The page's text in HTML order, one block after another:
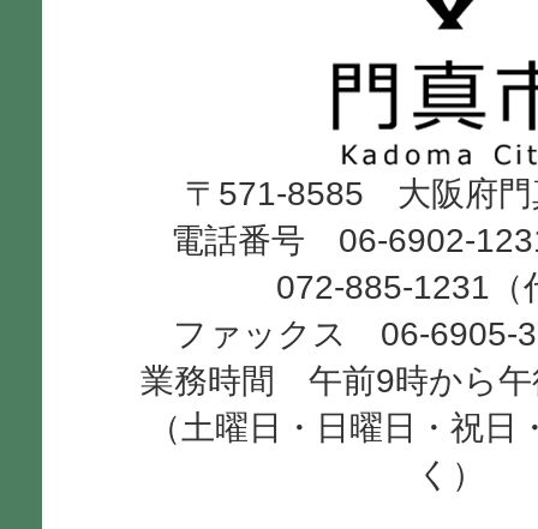
市
Kadoma
City
〒571-8585 大阪府門
電話番号 06-6902-
072-885-1231（
ファックス 06-6905-
業務時間 午前9時から午
（土曜日・日曜日・祝日
く）